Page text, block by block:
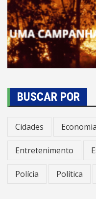
BUSCAR POR
Cidades Economia
Entretenimento
Polícia Política